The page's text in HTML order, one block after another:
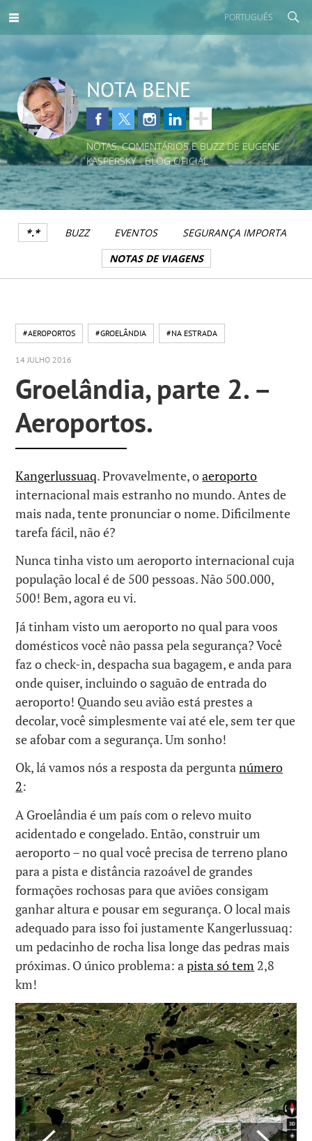
PORTUGUÊS
NOTA BENE
NOTAS, COMENTÁRIOS E BUZZ DE EUGENE
KASPERSKY - BLOG OFICIAL
*.* BUZZ EVENTOS
SEGURANÇA IMPORTA
NOTAS DE VIAGENS
#AEROPORTOS #GROELÂNDIA #NA ESTRADA
14 JULHO 2016
Groelândia, parte 2. –
Aeroportos.
Kangerlussuaq. Provavelmente, oaeroporto
internacional mais estranho no mundo. Antes de
mais nada, tente pronunciar o nome. Dificilmente
tarefa fácil, não é?
Nunca tinha visto um aeroporto internacional cuja
população local é de 500 pessoas. Não 500.000,
500! Bem, agora eu vi.
Já tinham visto um aeroporto no qual para voos
domésticos você não passa pela segurança? Você
faz o check-in, despacha sua bagagem, e anda para
onde quiser, incluindo o saguão de entrada do
aeroporto! Quando seu avião está prestes a
decolar, você simplesmente vai até ele, sem ter que
se afobar com a segurança. Um sonho!
Ok, lá vamos nós a resposta da perguntanúmero
2:
A Groelândia é um país com o relevo muito
acidentado e congelado. Então, construir um
aeroporto – no qual você precisa de terreno plano
para a pista e distância razoável de grandes
formações rochosas para que aviões consigam
ganhar altura e pousar em segurança. O local mais
adequado para isso foi justamente Kangerlussuaq:
um pedacinho de rocha lisa longe das pedras mais
próximas. O único problema: apista só tem 2,8
km!